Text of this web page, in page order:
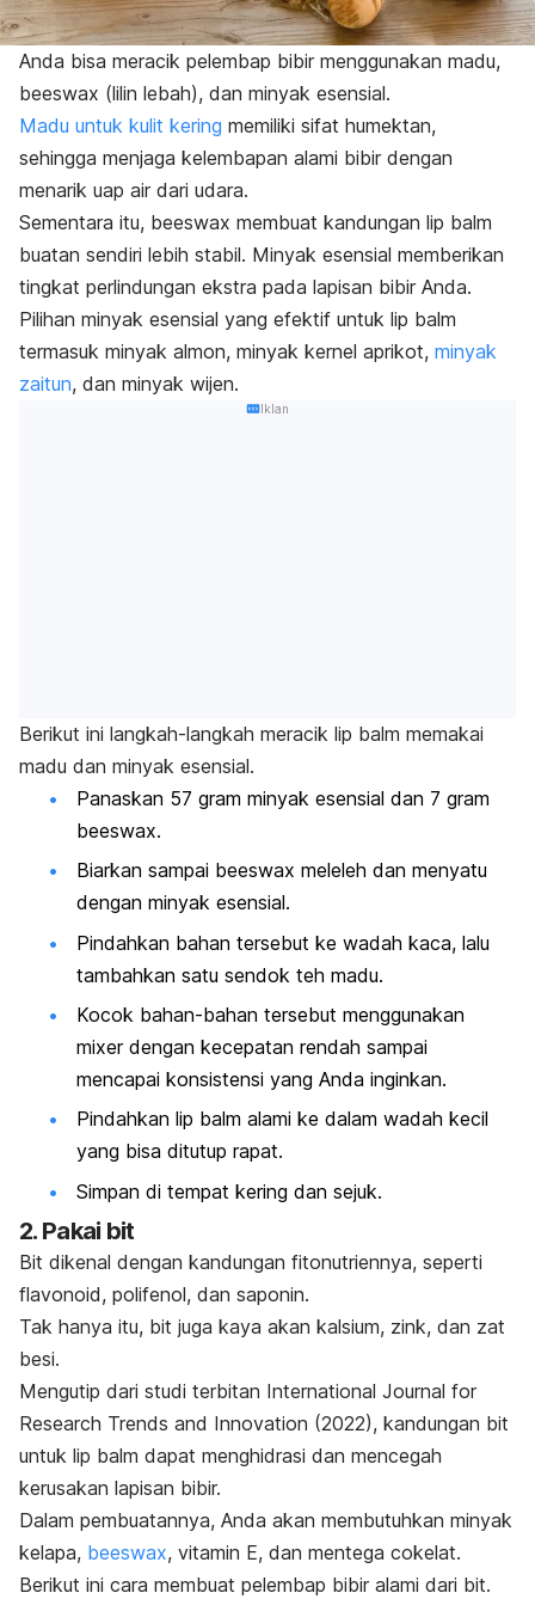
Anda bisa meracik pelembap bibir menggunakan madu,
beeswax (lilin lebah), dan minyak esensial.
Madu untuk kulit kering memiliki sifat humektan,
sehingga menjaga kelembapan alami bibir dengan
menarik uap air dari udara.
Sementara itu, beeswax membuat kandungan lip balm
buatan sendiri lebih stabil. Minyak esensial memberikan
tingkat perlindungan ekstra pada lapisan bibir Anda.
Pilihan minyak esensial yang efektif untuk lip balm
termasuk minyak almon, minyak kernel aprikot, minyak
zaitun, dan minyak wijen.
Iklan
Berikut ini langkah-langkah meracik lip balm memakai
madu dan minyak esensial.
Panaskan 57 gram minyak esensial dan 7 gram
beeswax.
Biarkan sampai beeswax meleleh dan menyatu
dengan minyak esensial.
Pindahkan bahan tersebut ke wadah kaca, lalu
tambahkan satu sendok teh madu.
Kocok bahan-bahan tersebut menggunakan
mixerdengan kecepatan rendah sampai
mencapai konsistensi yang Anda inginkan.
Pindahkan lip balm alami ke dalam wadah kecil
yang bisa ditutup rapat.
Simpan di tempat kering dan sejuk.
2. Pakai bit
Bit dikenal dengan kandungan fitonutriennya, seperti
flavonoid, polifenol, dan saponin.
Tak hanya itu, bit juga kaya akan kalsium, zink, dan zat
besi.
Mengutip dari studi terbitan International Journal for
Research Trends and Innovation (2022), kandungan bit
untuk lip balm dapat menghidrasi dan mencegah
kerusakan lapisan bibir.
Dalam pembuatannya, Anda akan membutuhkan minyak
kelapa, beeswax, vitamin E, dan mentega cokelat.
Berikut ini cara membuat pelembap bibir alami dari bit.